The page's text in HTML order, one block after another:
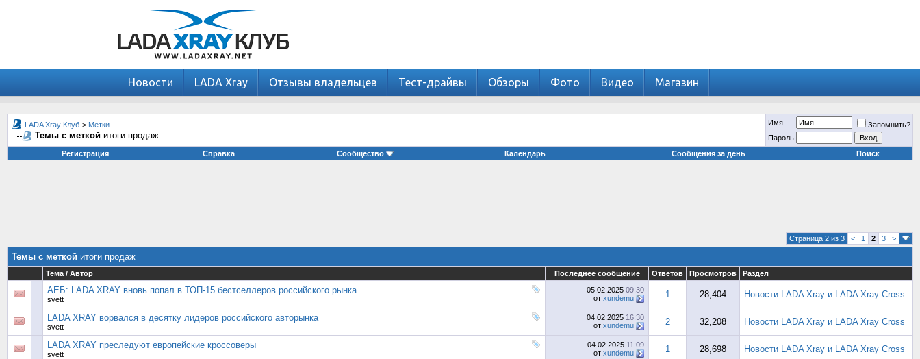
Новости LADA Xray Отзывы владельцев Тест-драйвы Обзоры Фото Видео Магазин
LADA Xray Клуб > Метки
Темы с меткой итоги продаж
Имя
Запомнить?
Пароль
Регистрация
Справка Сообщество Календарь Сообщения за день Поиск
Страница 2 из 3 < 1 2 3 >
Темы с меткой итоги продаж
Тема / Автор Последнее сообщение Ответов Просмотров Раздел
АЕБ: LADA XRAY вновь попал в ТОП-15 бестселлеров российского рынка
svett
05.02.2025 09:30
от xundemu 1 28,404 Новости LADA Xray и LADA Xray Cross
LADA XRAY ворвался в десятку лидеров российского авторынка
svett
04.02.2025 16:30
от xundemu 2 32,208 Новости LADA Xray и LADA Xray Cross
LADA XRAY преследуют европейские кроссоверы
svett
04.02.2025 11:09
от xundemu 1 28,698 Новости LADA Xray и LADA Xray Cross